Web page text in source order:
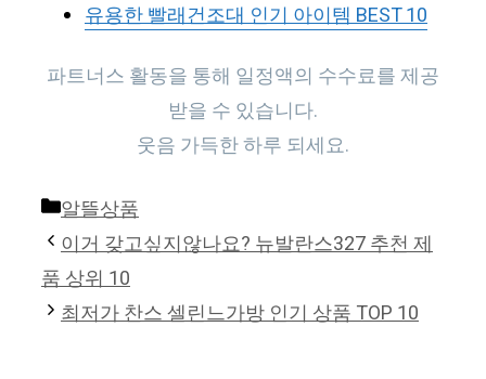
유용한 빨래건조대 인기 아이템 BEST 10
파트너스 활동을 통해 일정액의 수수료를 제공
받을 수 있습니다.
웃음 가득한 하루 되세요.
Categories
알뜰상품
이거 갖고싶지않나요? 뉴발란스327 추천 제
품 상위 10
최저가 찬스 셀린느가방 인기 상품 TOP 10